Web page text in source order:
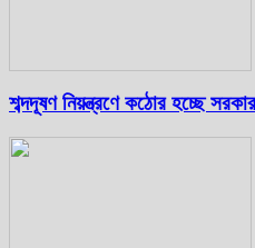
শব্দদূষণ নিয়ন্ত্রণে কঠোর হচ্ছে সরকার